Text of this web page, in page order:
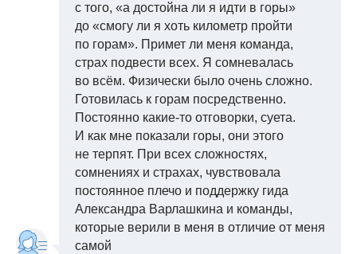
с того, «а достойна ли я идти в горы»
до «смогу ли я хоть километр пройти
по горам». Примет ли меня команда,
страх подвести всех. Я сомневалась
во всём. Физически было очень сложно.
Готовилась к горам посредственно.
Постоянно какие-то отговорки, суета.
И как мне показали горы, они этого
не терпят. При всех сложностях,
сомнениях и страхах, чувствовала
постоянное плечо и поддержку гида
Александра Варлашкина и команды,
которые верили в меня в отличие от меня
самой